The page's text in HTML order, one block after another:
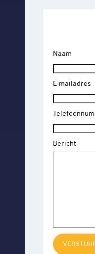
Naam
E-mailadres
Bericht